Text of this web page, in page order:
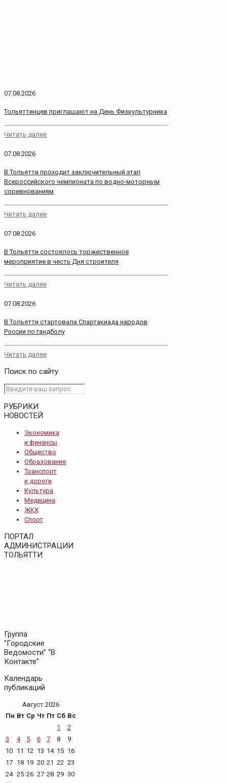
07.08.2026
Тольяттинцев приглашают на День Физкультурника
Читать далее
07.08.2026
В Тольятти проходит заключительный этап
Всероссийского чемпионата по водно-моторным
соревнованиям
Читать далее
07.08.2026
В Тольятти состоялось торжественное
мероприятие в честь Дня строителя
Читать далее
07.08.2026
В Тольятти стартовала Спартакиада народов
России по гандболу
Читать далее
Поиск по сайту
РУБРИКИ
НОВОСТЕЙ
Экономика
и финансы
Общество
Образование
Транспорт
и дороги
Культура
Медицина
ЖКХ
Спорт
ПОРТАЛ
АДМИНИСТРАЦИИ
ТОЛЬЯТТИ
Группа
“Городские
Ведомости” “В
Контакте”
Календарь
публикаций
Август 2026
Пн Вт Ср Чт Пт Сб Вс
1
2
3
4 5 6 7 8
9
10 11 12 13 14 15 16
17 18 19 20 21 22 23
24 25 26 27 28 29 30